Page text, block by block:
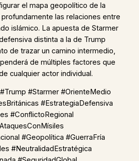
el mapa geopolítico de la
las relaciones entre
islámico. La apuesta de Starmer
distinta a la de Trump
de trazar un camino intermedio,
de múltiples factores que
cualquier actor individual.
#Starmer #OrienteMedio
#EstrategiaDefensiva
#ConflictoRegional
#Geopolítica #GuerraFría
#NeutralidadEstratégica